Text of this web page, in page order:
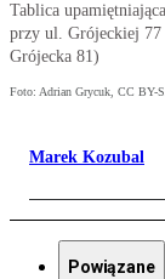
Tablica
przy ul. Grójeckiej 77
Grójecka 81)
Foto: Adrian Grycuk, CC BY-
Marek Kozubal
Powiązane